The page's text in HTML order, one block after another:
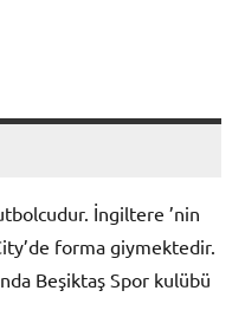
İngiltere ’nin
forma giymektedir.
Beşiktaş Spor kulübü